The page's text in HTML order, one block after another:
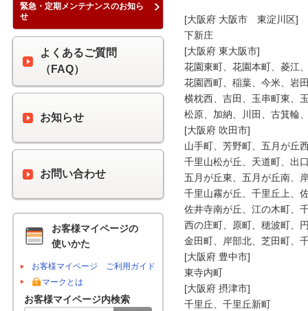
[大阪府 大阪市　東淀川区]
下新庄
[大阪府 東大阪市]
花園東町、花園本町、菱江
花園西町、稲葉、今米、岩
横枕西、吉田、玉串町東、
松原、加納、川田、古箕輪
[大阪府 吹田市]
山手町、芳野町、五月が丘
千里山松が丘、天道町、出
五月が丘東、五月が丘南、
千里山霧が丘、千里丘上、
佐井寺南が丘、江の木町、
西の庄町、原町、穂波町、
金田町、岸部北、芝田町、
[大阪府 豊中市]
東寺内町
[大阪府 摂津市]
千里丘、千里丘新町
緊急・定期メンテナンスのお知ら
せ
よくあるご質問
（FAQ）
お知らせ
お問い合わせ
お客様マイページの
使いかた
お客様マイページ ご利用ガイド
マークとは
お客様マイページ内検索